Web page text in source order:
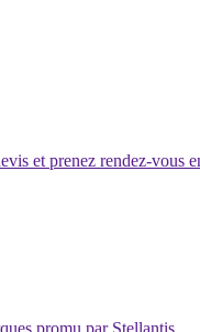
et prenez rendez-vous
promu par Stellantis